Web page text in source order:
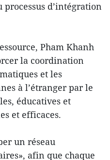
d’intégration
Pham Khanh
la coordination
et les
à l’étranger par le
éducatives et
et efficaces.
un réseau
afin que chaque